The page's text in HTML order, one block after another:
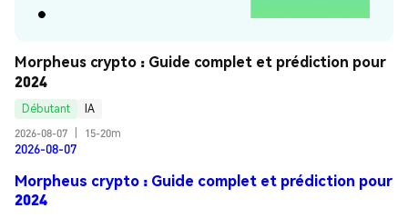
Morpheus crypto : Guide complet et prédiction pour
2024
Débutant
IA
2026-08-07
15-20m
2026-08-07
Morpheus crypto : Guide complet et prédiction pour
2024